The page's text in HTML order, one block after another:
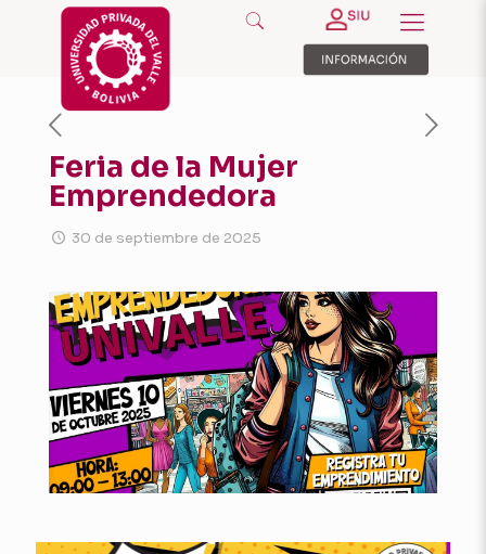
Feria de la Mujer
Emprendedora
30 de septiembre de 2025